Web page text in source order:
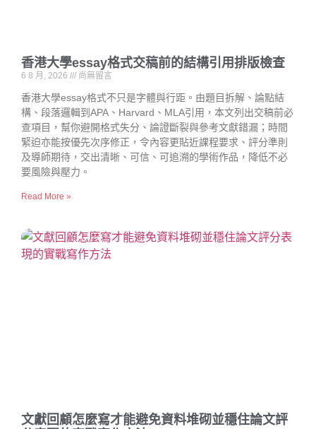
香港大學essay格式交稿前的結構引用排版檢查
6 8 月, 2026 尚無留言
香港大學essay格式不只是字體與行距。由題目拆解、論點結
構、段落邏輯到APA、Harvard、MLA引用，本文列出交稿前必
查項目，幫你避開格式失分、論證斷裂與參考文獻錯漏；時間
緊迫亦能按優先次序修正，令內容更貼近課程要求、評分準則
及導師期待，交出清晰、可信、可追溯的學術作品，降低不必
要風險與壓力。
Read More »
文獻回顧怎麼寫才能避免資料堆砌並穩住論文評